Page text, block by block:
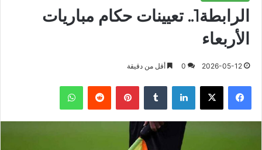
الرابطة1.. تعيينات حكام مباريات
الأربعاء
2026-05-12
0 أقل من دقيقة
فيسبوك X لينكدإن بينتيريست واتساب